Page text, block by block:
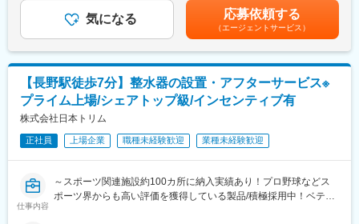
・高齢化が進む中で、今後も需要が安定しており、長期的に腰を
据えて働くことができる環境です。
変更の範囲：会社の定める業務
※宿泊を伴う出張は基本的にございません。営業車にて移動しま
※業界・営業未経験の方もご安心下さい！
・会社の研修プログラム並びに取引先メーカーでの研修を通して
取引先の困りごとをアシストするために必要な知識・情報を習得
していただきます。
・その他、社会人としての基本的なビジネスマナーを学んだり、
上司の営業に同行（OJT）して現場の知見や経験を得たりと、自
己学習のみならず、支店メンバーの助けを借りながら学べる環境
が整っています。
■キャリアパス：
＞※上記下限年収より精勤手当、営業日当が規定により別途支給さ
れます。■その他固定手当：営業手当：33,500円＋調整手当：
28435円■昇給：年1回（4月）■賞与：年2回（7月、12月）■イン
センティブ：あり賃金はあくまでも目安の金額であり、選考を通
じて上下する可能性があります。月給(月額)は固定手当を含めた表
記です。
気になる 応募依頼する
（エージェントサービス）
【長野駅徒歩7分】整水器の設置・アフターサービス※
プライム上場/シェアトップ級/インセンティブ有
株式会社日本トリム
正社員 上場企業 職種未経験歓迎 業種未経験歓迎
仕事内容
～スポーツ関連施設約100カ所に納入実績あり！プロ野球などス
ポーツ界からも高い評価を獲得している製品/積極採用中！ベテラ